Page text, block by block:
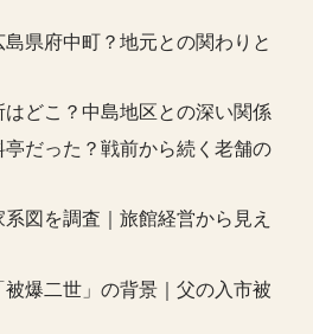
県府中町？地元との関わりと
どこ？中島地区との深い関係
だった？戦前から続く老舗の
図を調査｜旅館経営から見え
爆二世」の背景｜父の入市被